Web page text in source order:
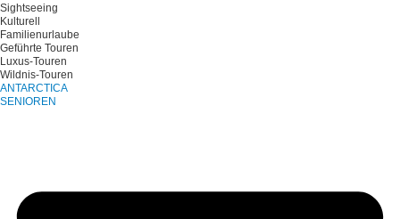
Sightseeing
Kulturell
Familienurlaube
Geführte Touren
Luxus-Touren
Wildnis-Touren
ANTARCTICA
SENIOREN